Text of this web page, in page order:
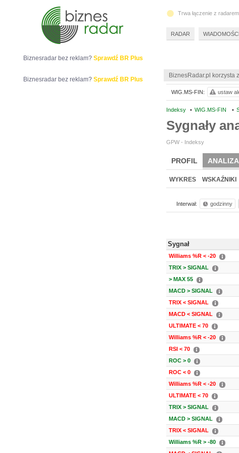
BiznesRadar.pl korzysta
Indeksy • WIG.MS-FIN •
Sygnały
GPW - Indeksy
PROFIL
WYKRES WSKAŹNIKI
Interwał: godzinny
Sygnał
Williams %R < -20
TRIX > SIGNAL
> MAX 55
MACD > SIGNAL
TRIX < SIGNAL
MACD < SIGNAL
ULTIMATE < 70
Williams %R < -20
RSI < 70
ROC > 0
ROC < 0
Williams %R < -20
ULTIMATE < 70
TRIX > SIGNAL
MACD > SIGNAL
TRIX < SIGNAL
Williams %R > -80
WIG.MS-FIN: ustaw
Biznesradar bez reklam? Sprawdź BR Plus
Biznesradar bez reklam? Sprawdź BR Plus
Trwa łączenie z radarem
RADAR WIADOMOŚCI